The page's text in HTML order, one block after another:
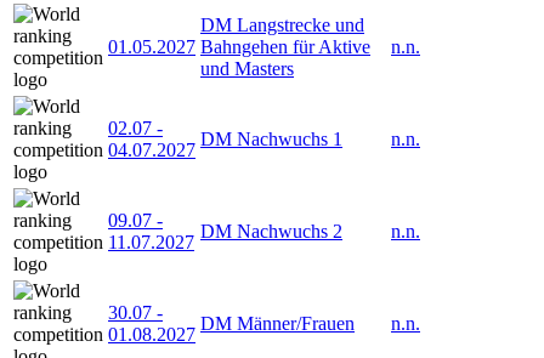
01.05.2027
DM Langstrecke und
Bahngehen für Aktive
und Masters
n.n.
02.07 -
04.07.2027
DM Nachwuchs 1 n.n.
09.07 -
11.07.2027
DM Nachwuchs 2 n.n.
30.07 -
01.08.2027
DM Männer/Frauen n.n.